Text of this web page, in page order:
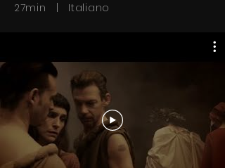
27min | Italiano